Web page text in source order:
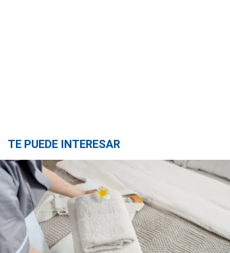
TE PUEDE INTERESAR